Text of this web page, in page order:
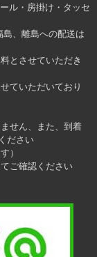
ル・房掛け・タッセ
、離島への配送は
とさせていただき
ていただいており
せん、また、到着
ださい
）
ご確認ください